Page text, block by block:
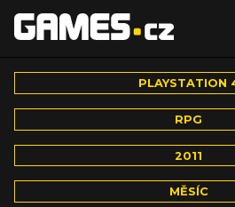
PLAYSTATION
RPG
2011
MĚSÍC